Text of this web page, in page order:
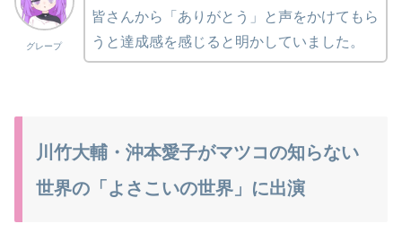
グレープ
皆さんから「ありがとう」と声をかけてもら
うと達成感を感じると明かしていました。
川竹大輔・沖本愛子がマツコの知らない
世界の「よさこいの世界」に出演